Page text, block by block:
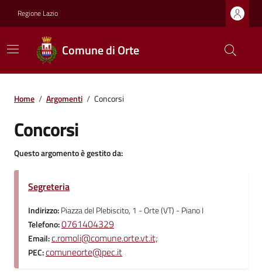
Regione Lazio
Comune di Orte
Home / Argomenti / Concorsi
Concorsi
Questo argomento è gestito da:
Segreteria
Indirizzo:Piazza del Plebiscito, 1 - Orte (VT) - Piano I
Telefono:0761404329
Email:c.romoli@comune.orte.vt.it;
PEC:comuneorte@pec.it